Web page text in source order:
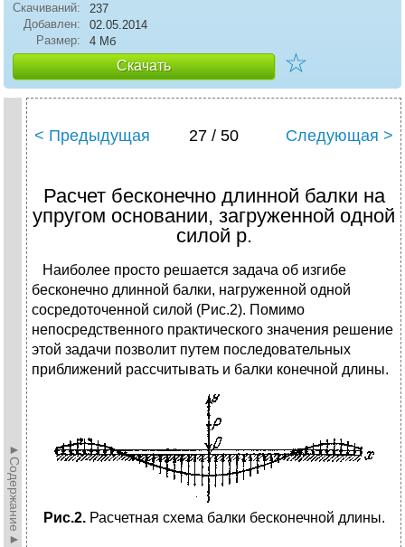
Скачиваний:
237
Добавлен:
02.05.2014
Размер:
4 Мб
Скачать ☆
►Содержание►
< Предыдущая 27 / 50 Следующая >
Расчет бесконечно длинной балки на
упругом основании, загруженной одной
силой р.
Наиболее просто решается задача об изгибе
бесконечно длинной балки, нагруженной одной
сосредоточенной силой (Рис.2). Помимо
непосредственного практического значения решение
этой задачи позволит путем последовательных
приближений рассчитывать и балки конечной длины.
Рис.2.Расчетная схема балки бесконечной длины.